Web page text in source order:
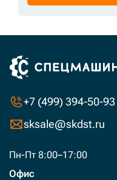
+7 (499) 394-50-93
sksale@skdst.ru
Пн-Пт 8:00–17:00
Офис